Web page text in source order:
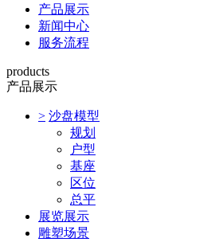
产品展示
新闻中心
服务流程
products
产品展示
> 沙盘模型
规划
户型
基座
区位
总平
展览展示
雕塑场景